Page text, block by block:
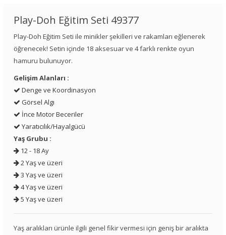
Play-Doh Eğitim Seti 49377
Play-Doh Eğitim Seti ile minikler şekilleri ve rakamları eğlenerek
öğrenecek! Setin içinde 18 aksesuar ve 4 farklı renkte oyun
hamuru bulunuyor.
Gelişim Alanları :
Denge ve Koordinasyon
Görsel Algı
İnce Motor Beceriler
Yaratıcılık/Hayalgücü
Yaş Grubu :
12 - 18 Ay
2 Yaş ve üzeri
3 Yaş ve üzeri
4 Yaş ve üzeri
5 Yaş ve üzeri
Yaş aralıkları ürünle ilgili genel fikir vermesi için geniş bir aralıkta